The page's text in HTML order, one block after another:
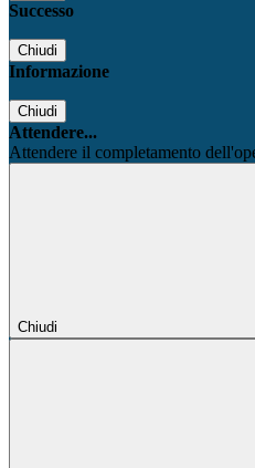
Successo
Chiudi
Informazione
Chiudi
Attendere...
Attendere il completamento
Chiudi